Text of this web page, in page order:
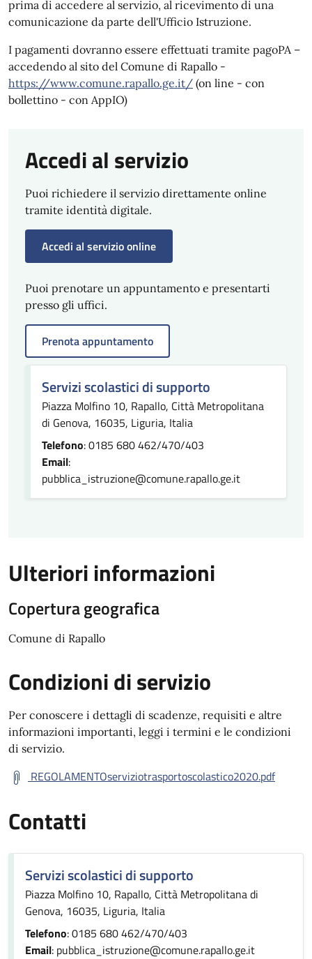
prima di accedere al servizio, al ricevimento di una
comunicazione da parte dell'Ufficio Istruzione.
I pagamenti dovranno essere effettuati tramite pagoPA –
accedendo al sito del Comune di Rapallo -
https://www.comune.rapallo.ge.it/ (on line - con
bollettino - con AppIO)
Accedi al servizio
Puoi richiedere il servizio direttamente online
tramite identità digitale.
Accedi al servizio online
Puoi prenotare un appuntamento e presentarti
presso gli uffici.
Prenota appuntamento
Servizi scolastici di supporto
Piazza Molfino 10, Rapallo, Città Metropolitana
di Genova, 16035, Liguria, Italia
Telefono: 0185 680 462/470/403
Email:
pubblica_istruzione@comune.rapallo.ge.it
Ulteriori informazioni
Copertura geografica
Comune di Rapallo
Condizioni di servizio
Per conoscere i dettagli di scadenze, requisiti e altre
informazioni importanti, leggi i termini e le condizioni
di servizio.
REGOLAMENTOserviziotrasportoscolastico2020.pdf
Contatti
Servizi scolastici di supporto
Piazza Molfino 10, Rapallo, Città Metropolitana di
Genova, 16035, Liguria, Italia
Telefono: 0185 680 462/470/403
Email: pubblica_istruzione@comune.rapallo.ge.it